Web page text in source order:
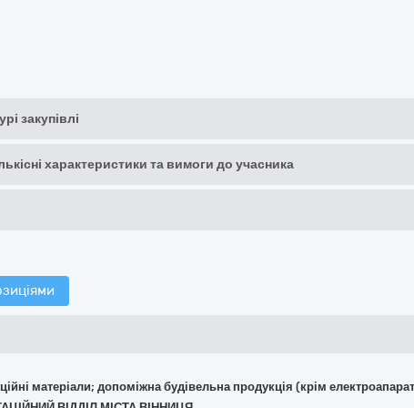
закупівлі
характеристики та вимоги до учасника
матеріали; допоміжна будівельна продукція (крім